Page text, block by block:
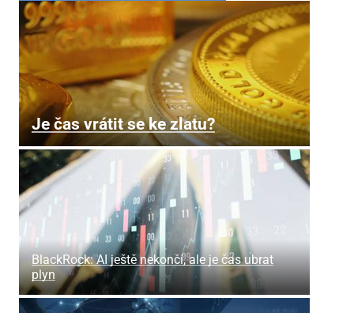
Je čas vrátit se ke zlatu?
BlackRock: AI ještě nekončí, ale je čas ubrat
plyn